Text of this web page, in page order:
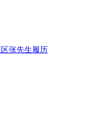
张先生履历